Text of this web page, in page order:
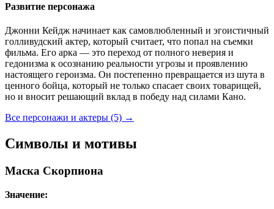
Развитие персонажа
Джонни Кейдж начинает как самовлюбленный и эгоистичный
голливудский актер, который считает, что попал на съемки
фильма. Его арка — это переход от полного неверия и
гедонизма к осознанию реальности угрозы и проявлению
настоящего героизма. Он постепенно превращается из шута в
ценного бойца, который не только спасает своих товарищей,
но и вносит решающий вклад в победу над силами Кано.
Все персонажи и актеры (5) →
Символы и мотивы
Маска Скорпиона
Значение: